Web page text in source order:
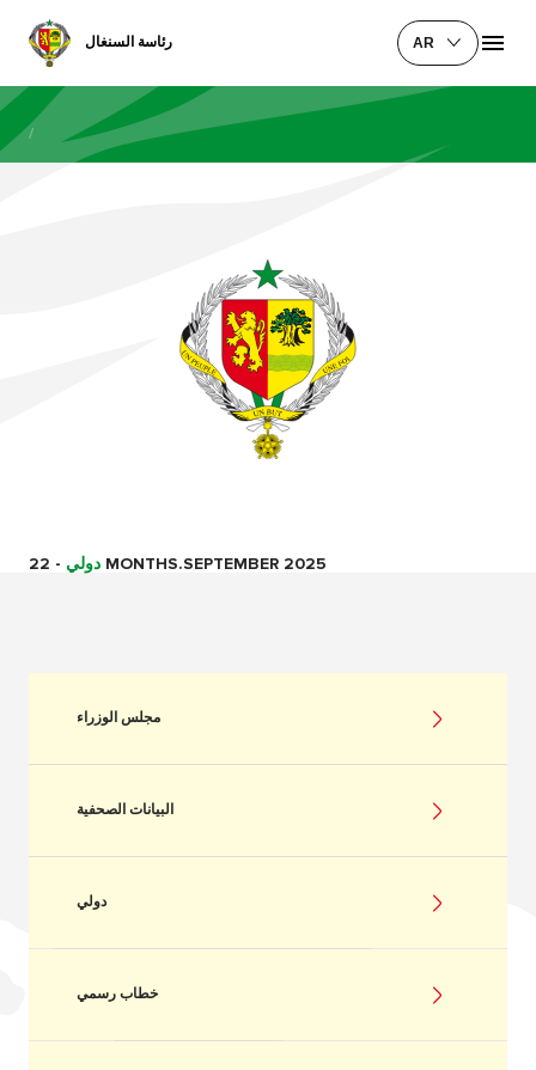
رئاسة السنغال AR
/
دولي - 22 MONTHS.SEPTEMBER 2025
مجلس الوزراء
البيانات الصحفية
دولي
خطاب رسمي